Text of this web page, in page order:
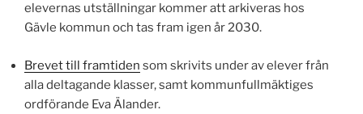
elevernas utställningar kommer att arkiveras hos
Gävle kommun och tas fram igen år 2030.
Brevet till framtiden som skrivits under av elever från
alla deltagande klasser, samt kommunfullmäktiges
ordförande Eva Älander.